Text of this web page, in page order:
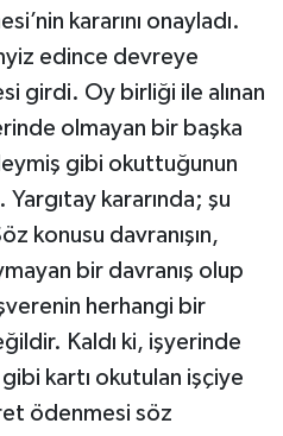
kararını onayladı.
edince devreye
girdi. Oy birliği ile alınan
olmayan bir başka
gibi okuttuğunun
kararında; şu
konusu davranışın,
bir davranış olup
herhangi bir
Kaldı ki, işyerinde
gibi kartı okutulan işçiye
ödenmesi söz